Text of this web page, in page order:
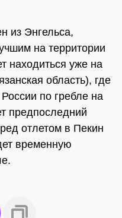
из Энгельса,
на территории
находиться уже на
область), где
по гребле на
предпоследний
отлетом в Пекин
временную